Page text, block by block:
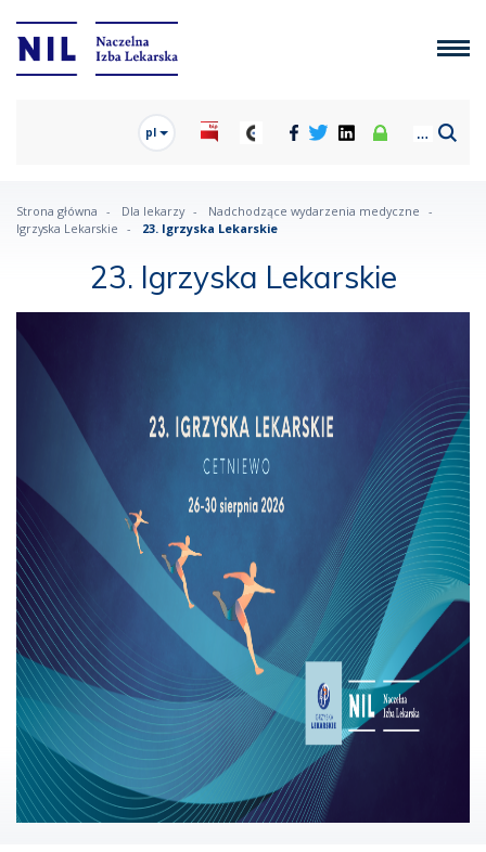
pl
Strona główna Dla lekarzy
Nadchodzące wydarzenia medyczne
Igrzyska Lekarskie
23. Igrzyska Lekarskie
23. Igrzyska Lekarskie